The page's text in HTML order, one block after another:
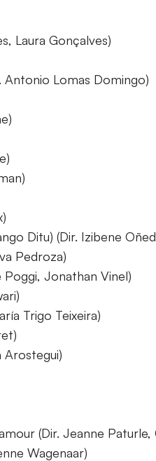
Laura Gonçalves)
Antonio Lomas Domingo)
Ditu) (Dir. Izibene
Pedroza)
Poggi, Jonathan Vinel)
Trigo Teixeira)
Arostegui)
(Dir. Jeanne
Wagenaar)